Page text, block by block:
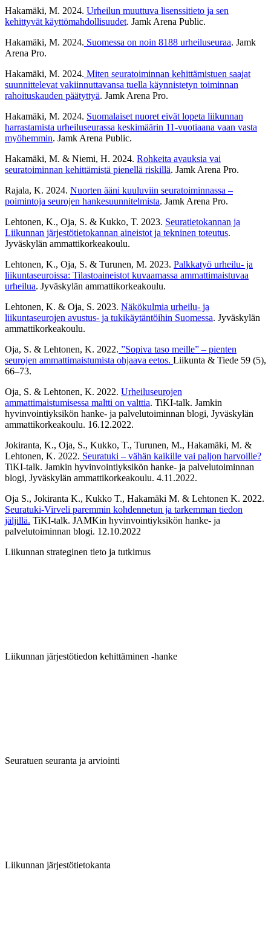
Hakamäki, M. 2024. Urheilun muuttuva lisenssitieto ja sen
kehittyvät käyttömahdollisuudet. Jamk Arena Public.
Hakamäki, M. 2024. Suomessa on noin 8188 urheiluseuraa. Jamk
Arena Pro.
Hakamäki, M. 2024. Miten seuratoiminnan kehittämistuen saajat
suunnittelevat vakiinnuttavansa tuella käynnistetyn toiminnan
rahoituskauden päätyttyä. Jamk Arena Pro.
Hakamäki, M. 2024. Suomalaiset nuoret eivät lopeta liikunnan
harrastamista urheiluseurassa keskimäärin 11-vuotiaana vaan vasta
myöhemmin. Jamk Arena Public.
Hakamäki, M. & Niemi, H. 2024. Rohkeita avauksia vai
seuratoiminnan kehittämistä pienellä riskillä. Jamk Arena Pro.
Rajala, K. 2024. Nuorten ääni kuuluviin seuratoiminnassa –
poimintoja seurojen hankesuunnitelmista. Jamk Arena Pro.
Lehtonen, K., Oja, S. & Kukko, T. 2023. Seuratietokannan ja
Liikunnan järjestötietokannan aineistot ja tekninen toteutus.
Jyväskylän ammattikorkeakoulu.
Lehtonen, K., Oja, S. & Turunen, M. 2023. Palkkatyö urheilu- ja
liikuntaseuroissa: Tilastoaineistot kuvaamassa ammattimaistuvaa
urheilua. Jyväskylän ammattikorkeakoulu.
Lehtonen, K. & Oja, S. 2023. Näkökulmia urheilu- ja
liikuntaseurojen avustus- ja tukikäytäntöihin Suomessa. Jyväskylän
ammattikorkeakoulu.
Oja, S. & Lehtonen, K. 2022. ”Sopiva taso meille” – pienten
seurojen ammattimaistumista ohjaava eetos. Liikunta & Tiede 59 (5),
66–73.
Oja, S. & Lehtonen, K. 2022. Urheiluseurojen
ammattimaistumisessa maltti on valttia. TiKI-talk. Jamkin
hyvinvointiyksikön hanke- ja palvelutoiminnan blogi, Jyväskylän
ammattikorkeakoulu. 16.12.2022.
Jokiranta, K., Oja, S., Kukko, T., Turunen, M., Hakamäki, M. &
Lehtonen, K. 2022. Seuratuki – vähän kaikille vai paljon harvoille?
TiKI-talk. Jamkin hyvinvointiyksikön hanke- ja palvelutoiminnan
blogi, Jyväskylän ammattikorkeakoulu. 4.11.2022.
Oja S., Jokiranta K., Kukko T., Hakamäki M. & Lehtonen K. 2022.
Seuratuki-Virveli paremmin kohdennetun ja tarkemman tiedon
jäljillä. TiKI-talk. JAMKin hyvinvointiyksikön hanke- ja
palvelutoiminnan blogi. 12.10.2022
Liikunnan strateginen tieto ja tutkimus
Liikunnan järjestötiedon kehittäminen -hanke
Seuratuen seuranta ja arviointi
Liikunnan järjestötietokanta